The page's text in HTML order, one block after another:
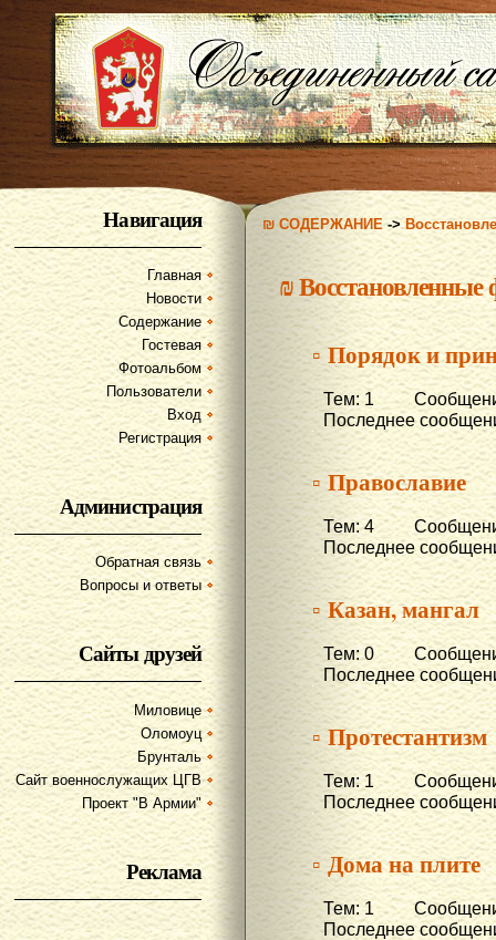
Навигация
Главная
Новости
Содержание
Гостевая
Фотоальбом
Пользователи
Вход
Регистрация
Администрация
Обратная связь
Вопросы и ответы
Сайты друзей
Миловице
Оломоуц
Брунталь
Сайт военнослужащих ЦГВ
Проект "В Армии"
Реклама
₪ СОДЕРЖАНИЕ->
₪
▫ Порядок и
Тем: 1
Последнее
▫ Православие
Тем: 4
Последнее
▫ Казан, мангал
Тем: 0
Последнее
▫ Протестантизм
Тем: 1
Последнее
▫ Дома на плите
Тем: 1
Последнее